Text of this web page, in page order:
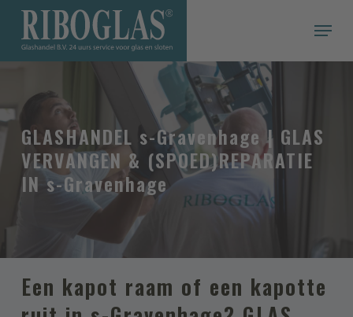
Een offerte snel & gemakkelijk op maat
VRAAG EEN VRIJBLIJVENDE OFFERTE
AAN
Persoonlijke informatie
Voor- en achternaam
Skip
main
content
Menu
GLASHANDEL s-Gravenhage | GLAS
VERVANGEN & (SPOED)REPARATIE
IN s-Gravenhage
Een kapot raam of een kapotte